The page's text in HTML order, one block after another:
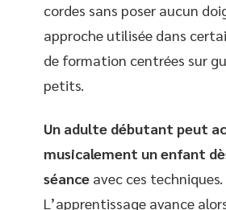
cordes sans poser aucun
approche utilisée dans
de formation centrées sur
petits.
Un adulte débutant peut
musicalement un enfant
séance avec ces techniques.
L’apprentissage avance